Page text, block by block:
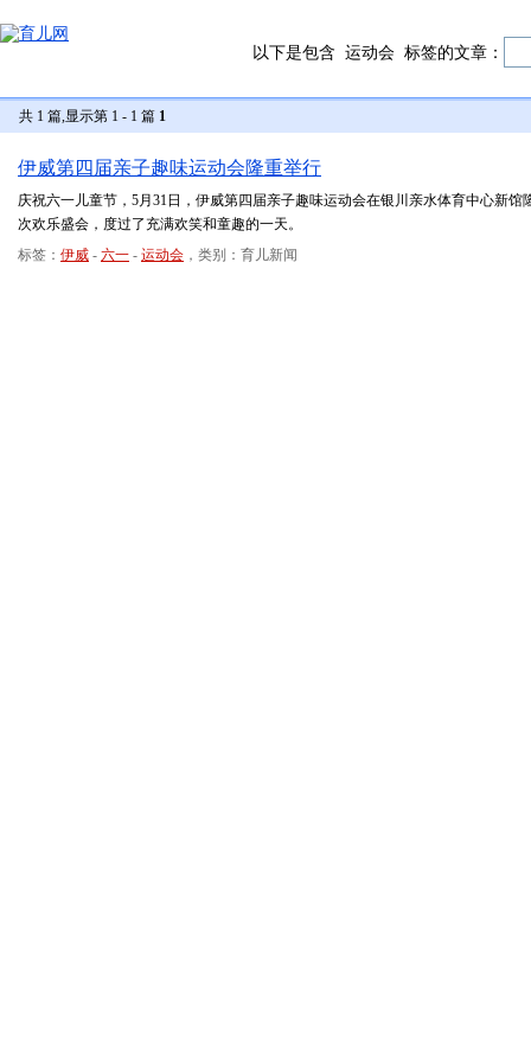
以下是包含 运动会 标签的文章：
共 1 篇,显示第 1 - 1 篇 1
伊威第四届亲子趣味运动会隆重举行
庆祝六一儿童节，5月31日，伊威第四届亲子趣味运动会在银川亲水体育中心新馆
次欢乐盛会，度过了充满欢笑和童趣的一天。
标签： 伊威 - 六一 - 运动会 ，类别：育儿新闻